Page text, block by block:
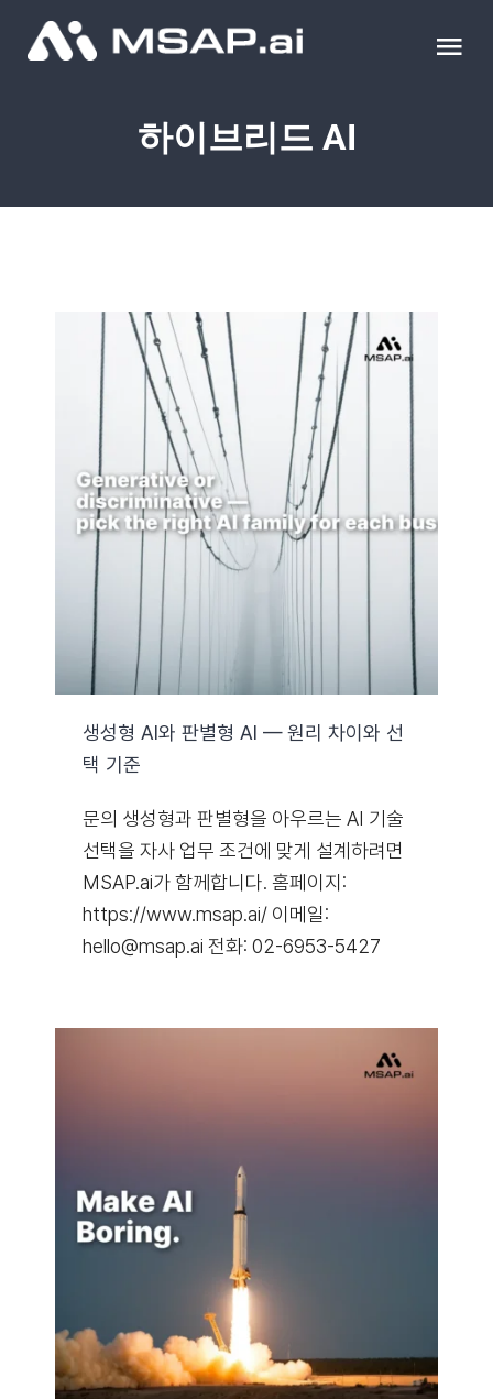
조달물품
이벤트 & 세미나
블로그
기술지원
Search
하이브리드 AI
생성형 AI와 판별형 AI — 원리 차이와 선
택 기준
문의 생성형과 판별형을 아우르는 AI 기술
선택을 자사 업무 조건에 맞게 설계하려면
MSAP.ai가 함께합니다. 홈페이지:
https://www.msap.ai/ 이메일:
hello@msap.ai 전화: 02-6953-5427